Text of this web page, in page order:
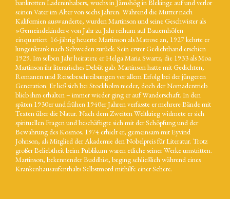
bankrotten Ladeninhabers, wuchs in Jämshög in Blekinge auf und verlor
seinen Vater im Alter von sechs Jahren. Während die Mutter nach
Kalifornien auswanderte, wurden Martinson und seine Geschwister als
»Gemeindekinder« von Jahr zu Jahr reihum auf Bauernhöfen
einquartiert. 16-jährig heuerte Martinson als Matrose an, 1927 kehrte er
lungenkrank nach Schweden zurück. Sein erster Gedichtband erschien
1929. Im selben Jahr heiratete er Helga Maria Swartz, die 1933 als Moa
Martinson ihr literarisches Debüt gab. Martinson hatte mit Gedichten,
Romanen und Reisebeschreibungen vor allem Erfolg bei der jüngeren
Generation. Er ließ sich bei Stockholm nieder, doch der Nomadentrieb
blieb ihm erhalten – immer wieder ging er auf Wanderschaft. In den
späten 1930er und frühen 1940er Jahren verfasste er mehrere Bände mit
Texten über die Natur. Nach dem Zweiten Weltkrieg widmete er sich
spirituellen Fragen und beschäftigte sich mit der Schöpfung und der
Bewahrung des Kosmos. 1974 erhielt er, gemeinsam mit Eyvind
Johnson, als Mitglied der Akademie den Nobelpreis für Literatur. Trotz
großer Beliebtheit beim Publikum waren etliche seiner Werke umstritten.
Martinson, bekennender Buddhist, beging schließlich während eines
Krankenhausaufenthalts Selbstmord mithilfe einer Schere.